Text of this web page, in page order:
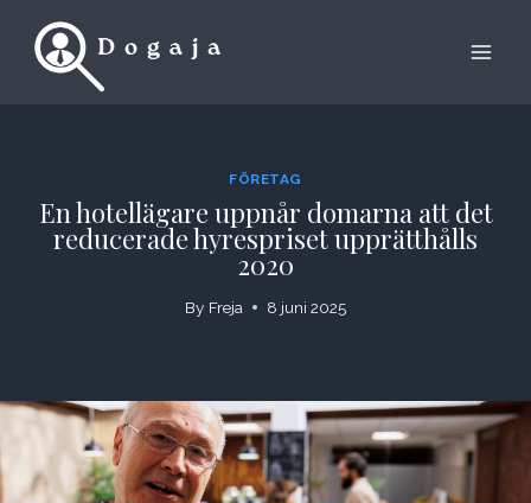
FÖRETAG
En hotellägare uppnår domarna att det
reducerade hyrespriset upprätthålls
2020
By Freja 8 juni 2025